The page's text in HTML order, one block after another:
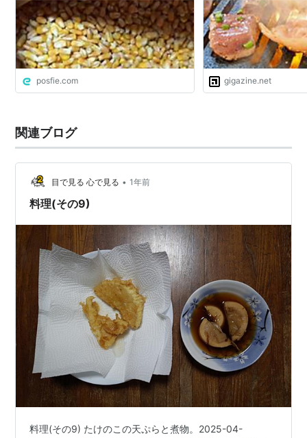
posfie.com gigazine.net
関連ブログ
目で見る 心で見る • 1年前
料理(その9)
料理(その9) たけのこの天ぷらと煮物。2025-04-